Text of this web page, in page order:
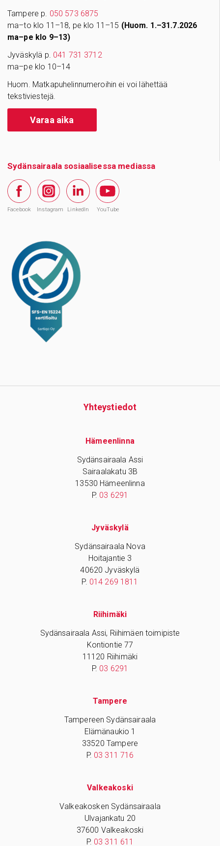
Tampere p. 050 573 6875
ma–to klo 11–18, pe klo 11–15 (Huom. 1.–31.7.2026
ma–pe klo 9–13)
Jyväskylä p. 041 731 3712
ma–pe klo 10–14
Huom. Matkapuhelinnumeroihin ei voi lähettää
tekstiviestejä.
Varaa aika
Sydänsairaala sosiaalisessa mediassa
Facebook Instagram LinkedIn YouTube
Yhteys­tiedot
Hämeenlinna
Sydänsairaala Assi
Sairaalakatu 3B
13530 Hämeenlinna
P. 03 6291
Jyväskylä
Sydänsairaala Nova
Hoitajantie 3
40620 Jyväskylä
P. 014 269 1811
Riihimäki
Sydänsairaala Assi, Riihimäen toimipiste
Kontiontie 77
11120 Riihimäki
P. 03 6291
Tampere
Tampereen Sydänsairaala
Elämänaukio 1
33520 Tampere
P. 03 311 716
Valkeakoski
Valkeakosken Sydänsairaala
Ulvajankatu 20
37600 Valkeakoski
P. 03 311 611